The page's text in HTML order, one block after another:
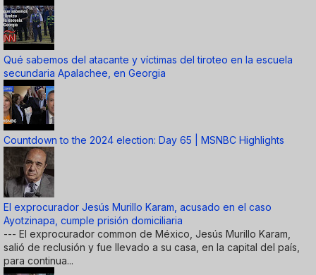
Qué sabemos del atacante y víctimas del tiroteo en la escuela
secundaria Apalachee, en Georgia
Countdown to the 2024 election: Day 65 | MSNBC Highlights
El exprocurador Jesús Murillo Karam, acusado en el caso
Ayotzinapa, cumple prisión domiciliaria
--- El exprocurador common de México, Jesús Murillo Karam,
salió de reclusión y fue llevado a su casa, en la capital del país,
para continua...